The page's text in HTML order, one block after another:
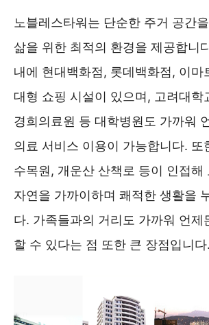
노블레스타워는 단순한 주거 공간
삶을 위한 최적의 환경을 제공합니
내에 현대백화점, 롯데백화점, 이마
대형 쇼핑 시설이 있으며, 고려대학
경희의료원 등 대학병원도 가까워
의료 서비스 이용이 가능합니다. 또
수목원, 개운산 산책로 등이 인접해
자연을 가까이하며 쾌적한 생활을
다. 가족들과의 거리도 가까워 언제
할 수 있다는 점 또한 큰 장점입니다.